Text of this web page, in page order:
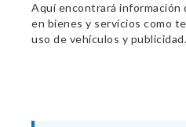
Aquí encontrará información
en bienes y servicios como
uso de vehículos y publicidad.